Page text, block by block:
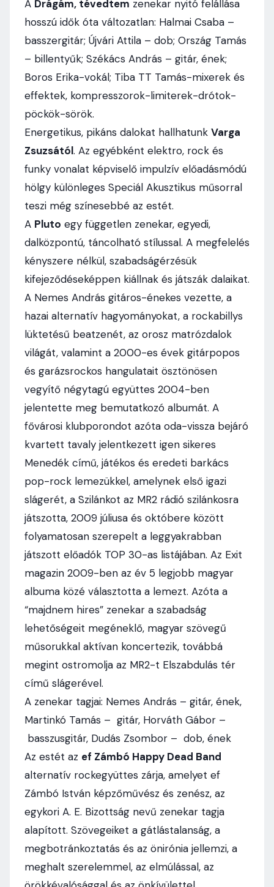
A Drágám, tévedtem zenekar nyitó felállása
hosszú idők óta változatlan: Halmai Csaba –
basszergitár; Újvári Attila – dob; Ország Tamás
– billentyűk; Székács András – gitár, ének;
Boros Erika-vokál; Tiba TT Tamás-mixerek és
effektek, kompresszorok-limiterek-drótok-
pöckök-sörök.
Energetikus, pikáns dalokat hallhatunk Varga
Zsuzsától. Az egyébként elektro, rock és
funky vonalat képviselő impulzív előadásmódú
hölgy különleges Speciál Akusztikus műsorral
teszi még színesebbé az estét.
A Pluto egy független zenekar, egyedi,
dalközpontú, táncolható stílussal. A megfelelés
kényszere nélkül, szabadságérzésük
kifejeződéseképpen kiállnak és játszák dalaikat.
A Nemes András gitáros-énekes vezette, a
hazai alternatív hagyományokat, a rockabillys
lüktetésű beatzenét, az orosz matrózdalok
világát, valamint a 2000-es évek gitárpopos
és garázsrockos hangulatait ösztönösen
vegyítő négytagú együttes 2004-ben
jelentette meg bemutatkozó albumát. A
fővárosi klubporondot azóta oda-vissza bejáró
kvartett tavaly jelentkezett igen sikeres
Menedék című, játékos és eredeti barkács
pop-rock lemezükkel, amelynek első igazi
slágerét, a Szilánkot az MR2 rádió szilánkosra
játszotta, 2009 júliusa és októbere között
folyamatosan szerepelt a leggyakrabban
játszott előadók TOP 30-as listájában. Az Exit
magazin 2009-ben az év 5 legjobb magyar
albuma közé választotta a lemezt. Azóta a
“majdnem hires” zenekar a szabadság
lehetőségeit megéneklő, magyar szövegű
műsorukkal aktívan koncertezik, továbbá
megint ostromolja az MR2-t Elszabdulás tér
című slágerével.
A zenekar tagjai: Nemes András – gitár, ének,
Martinkó Tamás – gitár, Horváth Gábor –
basszusgitár, Dudás Zsombor – dob, ének
Az estét az ef Zámbó Happy Dead Band
alternatív rockegyüttes zárja, amelyet ef
Zámbó István képzőművész és zenész, az
egykori A. E. Bizottság nevű zenekar tagja
alapított. Szövegeiket a gátlástalanság, a
megbotránkoztatás és az önirónia jellemzi, a
meghalt szerelemmel, az elmúlással, az